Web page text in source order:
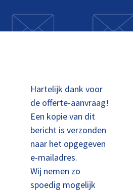
Hartelijk dank voor
de offerte-aanvraag!
Een kopie van dit
bericht is verzonden
naar het opgegeven
e-mailadres.
Wij nemen zo
spoedig mogelijk